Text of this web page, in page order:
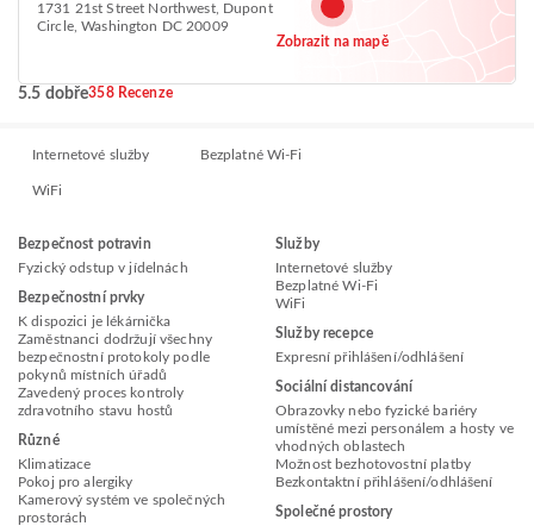
1731 21st Street Northwest, Dupont
Circle, Washington DC 20009
Zobrazit na mapě
5.5 dobře358 Recenze
Internetové služby Bezplatné Wi-Fi
WiFi
Bezpečnost potravin
Fyzický odstup v jídelnách
Bezpečnostní prvky
K dispozici je lékárnička
Zaměstnanci dodržují všechny
bezpečnostní protokoly podle
pokynů místních úřadů
Zavedený proces kontroly
zdravotního stavu hostů
Různé
Klimatizace
Pokoj pro alergiky
Kamerový systém ve společných
prostorách
Služby
Internetové služby
Bezplatné Wi-Fi
WiFi
Služby recepce
Expresní přihlášení/odhlášení
Sociální distancování
Obrazovky nebo fyzické bariéry
umístěné mezi personálem a hosty ve
vhodných oblastech
Možnost bezhotovostní platby
Bezkontaktní přihlášení/odhlášení
Společné prostory